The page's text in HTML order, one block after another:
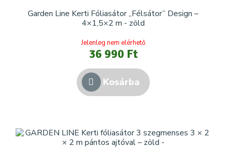
Garden Line Kerti Fóliasátor „Félsátor” Design –
4×1,5×2 m - zöld
Jelenleg nem elérhető
36 990 Ft
Kosárba